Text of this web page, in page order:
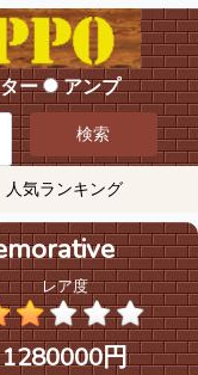
ー アンプ
検索
人気ランキング
レア度
1280000円